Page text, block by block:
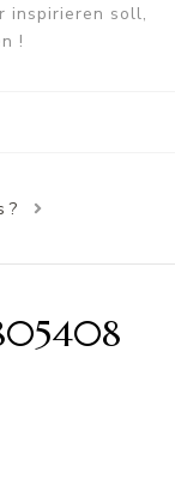
inspirieren soll,
!
?